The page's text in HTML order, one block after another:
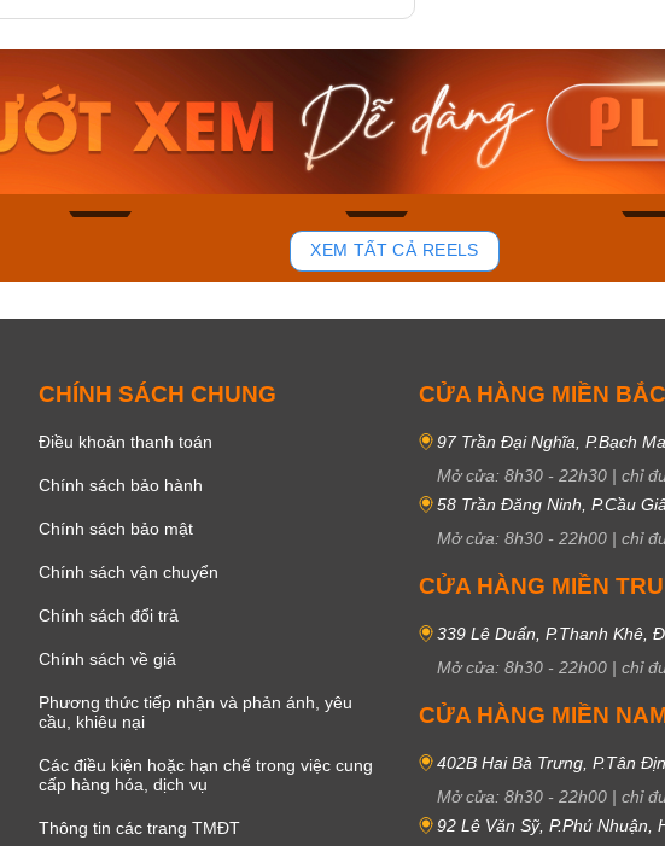
Casio Nam MTS-
115D-1AVDF
2.823.000₫
2.399.550₫
Mua ngay
47
Casio Nam MTS-
RS100L-1AVDF
4.276.000₫
3.634.600₫
Casio
230EL-
Mua
XEM TẤT CẢ REELS
CHÍNH SÁCH CHUNG
Điều khoản thanh toán
Chính sách bảo hành
Chính sách bảo mật
Chính sách vận chuyển
Chính sách đổi trả
Chính sách về giá
Phương thức tiếp nhận và phản ánh, yêu
cầu, khiêu nại
Các điều kiện hoặc hạn chế trong việc cung
cấp hàng hóa, dịch vụ
Thông tin các trang TMĐT
CỬA HÀNG MIỀN BẮC
97 Trần Đại Nghĩa, P.Bạch
Mở cửa: 8h30 - 22h30 | chỉ
58 Trần Đăng Ninh, P.Cầu
Mở cửa: 8h30 - 22h00 | chỉ
CỬA HÀNG MIỀN
339 Lê Duẩn, P.Thanh Khê,
Mở cửa: 8h30 - 22h00 | chỉ
CỬA HÀNG MIỀN
402B Hai Bà Trưng, P.Tân
Mở cửa: 8h30 - 22h00 | chỉ
92 Lê Văn Sỹ, P.Phú Nhuận,